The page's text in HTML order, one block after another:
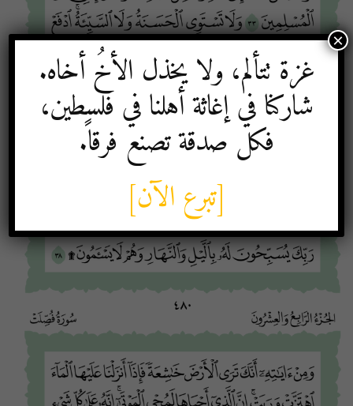
غزة تتألم، ولا يخذل الأخُ أخاه.
شاركنا في إغاثة أهلنا في فلسطين،
فكل صدقة تصنع فرقاً.
[تبرع الآن]
×